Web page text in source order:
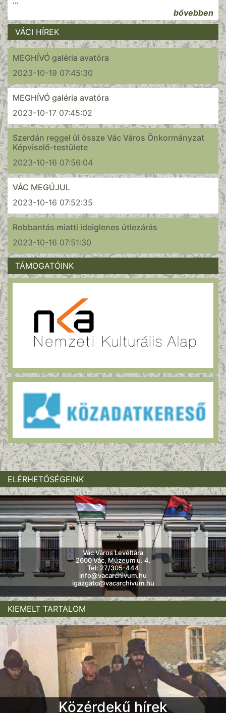
bővebben
VÁCI HÍREK
MEGHÍVÓ galéria avatóra
2023-10-19 07:45:30
MEGHÍVÓ galéria avatóra
2023-10-17 07:45:02
Szerdán reggel ül össze Vác Város Önkormányzat
Képviselő-testülete
2023-10-16 07:56:04
VÁC MEGÚJUL
2023-10-16 07:52:35
Robbantás miatti ideiglenes útlezárás
2023-10-16 07:51:30
TÁMOGATÓINK
ELÉRHETŐSÉGEINK
Vác Város Levéltára
2600 Vác, Múzeum u. 4.
Tel: 27/305-444
info@vacarchivum.hu
igazgato@vacarchivum.hu
KIEMELT TARTALOM
Közérdekű hírek